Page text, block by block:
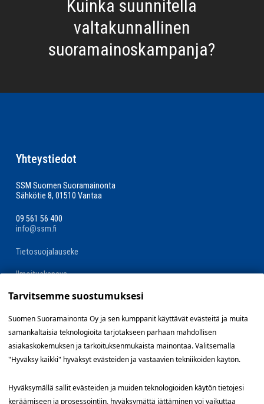
Kuinka suunnitella
valtakunnallinen
suoramainoskampanja?
Yhteystiedot
SSM Suomen Suoramainonta
Sähkötie 8, 01510 Vantaa
09 561 56 400
info@ssm.fi
Tietosuojalauseke
Ilmoituskanava
Evästevalinnat »
Oikopolut
Hae töitä
Tarvitsemme suostumuksesi
Suomen Suoramainonta Oy ja sen kumppanit käyttävät evästeitä ja muita
samankaltaisia teknologioita tarjotakseen parhaan mahdollisen
asiakaskokemuksen ja tarkoituksenmukaista mainontaa. Valitsemalla
"Hyväksy kaikki" hyväksyt evästeiden ja vastaavien tekniikoiden käytön.
Hyväksymällä sallit evästeiden ja muiden teknologioiden käytön tietojesi
keräämiseen ja prosessointiin, hyväksymättä jättäminen voi vaikuttaa